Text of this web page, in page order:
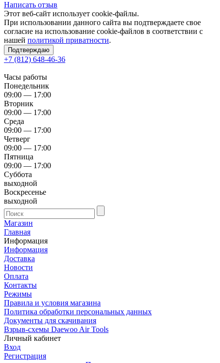
Написать отзыв
Этот веб-сайт использует cookie-файлы.
При использовании данного сайта вы подтверждаете свое
согласие на использование cookie-файлов в соответствии с
нашей политикой приватности.
Подтверждаю
+7 (812) 648-46-36
Часы работы
Понедельник
09:00 — 17:00
Вторник
09:00 — 17:00
Среда
09:00 — 17:00
Четверг
09:00 — 17:00
Пятница
09:00 — 17:00
Суббота
выходной
Воскресенье
выходной
Магазин
Главная
Информация
Информация
Доставка
Новости
Оплата
Контакты
Режимы
Правила и условия магазина
Политика обработки персональных данных
Документы для скачивания
Взрыв-схемы Daewoo Air Tools
Личный кабинет
Вход
Регистрация